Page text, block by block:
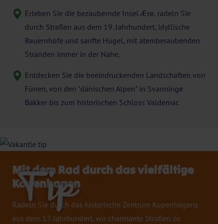
Erleben Sie die bezaubernde Insel Ærø, radeln Sie
durch Straßen aus dem 19. Jahrhundert, idyllische
Bauernhöfe und sanfte Hügel, mit atemberaubenden
Stränden immer in der Nähe.
Entdecken Sie die beeindruckenden Landschaften von
Fünen, von den "dänischen Alpen" in Svanninge
Bakker bis zum historischen Schloss Valdemar.
Tip
Mit dem Rad durch das vielfältige
Kopenhagen
Radeln Sie durch das historische Zentrum Kopenhagens
aus dem 17. Jahrhundert, wo charmante Straßen zu